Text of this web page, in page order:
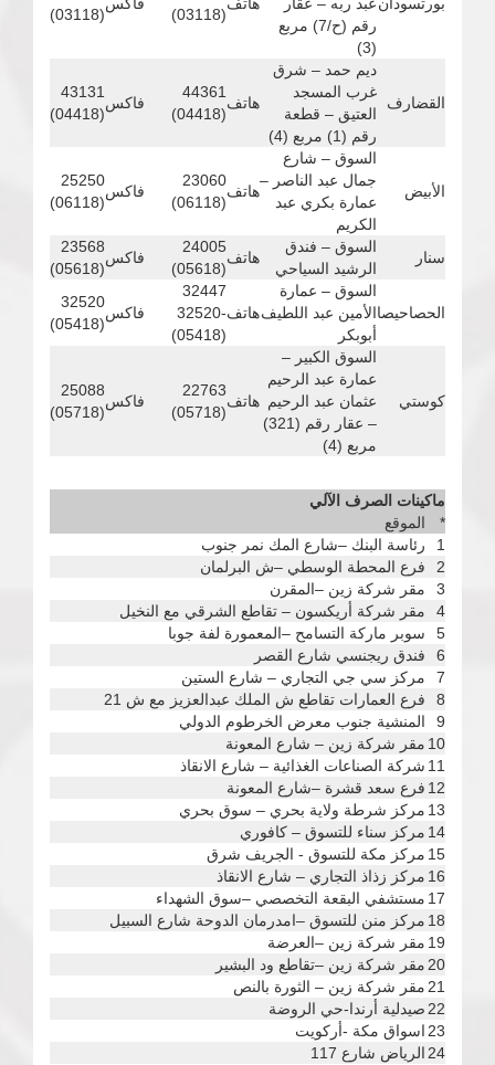
رقم (ح/7) مربع
(3)
(03118)
(03118)
القضارف
ديم حمد – شرق
غرب المسجد
العتيق – قطعة
رقم (1) مربع (4)
هاتف
44361
(04418)
فاكس
43131
(04418)
الأبيض
السوق – شارع
جمال عبد الناصر –
عمارة بكري عبد
الكريم
هاتف
23060
(06118)
فاكس
25250
(06118)
سنار
السوق – فندق
الرشيد السياحي
هاتف
24005
(05618)
فاكس
23568
(05618)
الحصاحيصا
السوق – عمارة
الأمين عبد اللطيف
أبوبكر
هاتف
32447
-32520
(05418)
فاكس
32520
(05418)
كوستي
السوق الكبير –
عمارة عبد الرحيم
عثمان عبد الرحيم
– عقار رقم (321)
مربع (4)
هاتف
22763
(05718)
فاكس
25088
(05718)
ماكينات الصرف الآلي
*
الموقع
1
رئاسة البنك –شارع المك نمر جنوب
2
فرع المحطة الوسطي –ش البرلمان
3
مقر شركة زين –المقرن
4
مقر شركة أريكسون – تقاطع الشرقي مع النخيل
5
سوبر ماركة التسامح –المعمورة لفة جوبا
6
فندق ريجنسي شارع القصر
7
مركز سي جي التجاري – شارع الستين
8
فرع العمارات تقاطع ش الملك عبدالعزيز مع ش 21
9
المنشية جنوب معرض الخرطوم الدولي
10 مقر شركة زين – شارع المعونة
11 شركة الصناعات الغذائية – شارع الانقاذ
12 فرع سعد قشرة –شارع المعونة
13 مركز شرطة ولاية بحري – سوق بحري
14 مركز سناء للتسوق – كافوري
15 مركز مكة للتسوق - الجريف شرق
16 مركز زذاذ التجاري – شارع الانقاذ
17 مستشفي البقعة التخصصي –سوق الشهداء
18 مركز منن للتسوق –امدرمان الدوحة شارع السبيل
19 مقر شركة زين –العرضة
20 مقر شركة زين –تقاطع ود البشير
21 مقر شركة زين – الثورة بالنص
22 صيدلية أرندا-حي الروضة
23 اسواق مكة -أركويت
24 الرياض شارع 117